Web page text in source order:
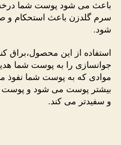
باعث می شود پوست شما
سرم گلدزن باعث استحکام
شود.
استفاده از این محصول،براق
جوانسازی را به پوست شما
موادی که به پوست شما نفوذ
بیشتر پوست می شود و
و سفیدتر می کند.